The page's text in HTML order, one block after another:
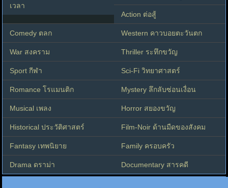
เวลา
Action ต่อสู้
Comedy ตลก Western คาวบอยตะวันตก
War สงคราม Thriller ระทึกขวัญ
Sport กีฬา Sci-Fi วิทยาศาสตร์
Romance โรแมนติก Mystery ลึกลับซ่อนเงื่อน
Musical เพลง Horror สยองขวัญ
Historical ประวัติศาสตร์ Film-Noir ด้านมืดของสังคม
Fantasy เทพนิยาย Family ครอบครัว
Drama ดราม่า Documentary สารคดี